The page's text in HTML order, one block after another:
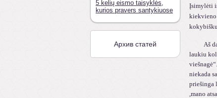
5 kelių eismo taisyklės,
kurios pravers santykiuose
Архив статей
Įsimylėti
kiekvieno
Aš
laukiu kol
niekada
priešinga
,mano